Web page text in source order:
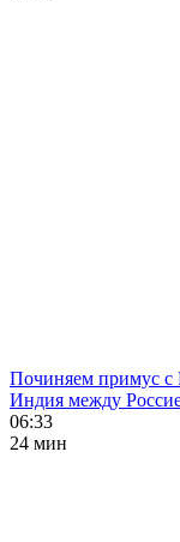
Починяем примус
Индия между
06:33
24 мин